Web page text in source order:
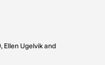
Ellen Ugelvik and